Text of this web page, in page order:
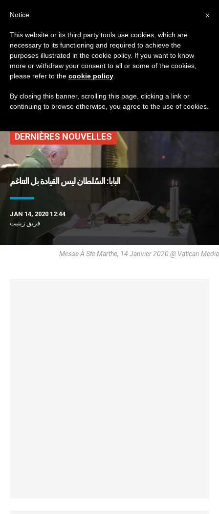
TAG
Posts Tagged
‘السُلطان’
DERNIÈRES NOUVELLES
البابا: السُلطان ليس القيادة بل التناغم
JAN 14, 2020 12:44
فريق زينيت
Messe À Ste Marthe, 14 Janvier 2020 @ Vatican Media
x
Notice
This website or its third party tools use cookies, which are
necessary to its functioning and required to achieve the
purposes illustrated in the cookie policy. If you want to know
more or withdraw your consent to all or some of the cookies,
please refer to the cookie policy
By closing this banner, scrolling this page, clicking a link or
continuing to browse otherwise, you agree to the use of cookies.